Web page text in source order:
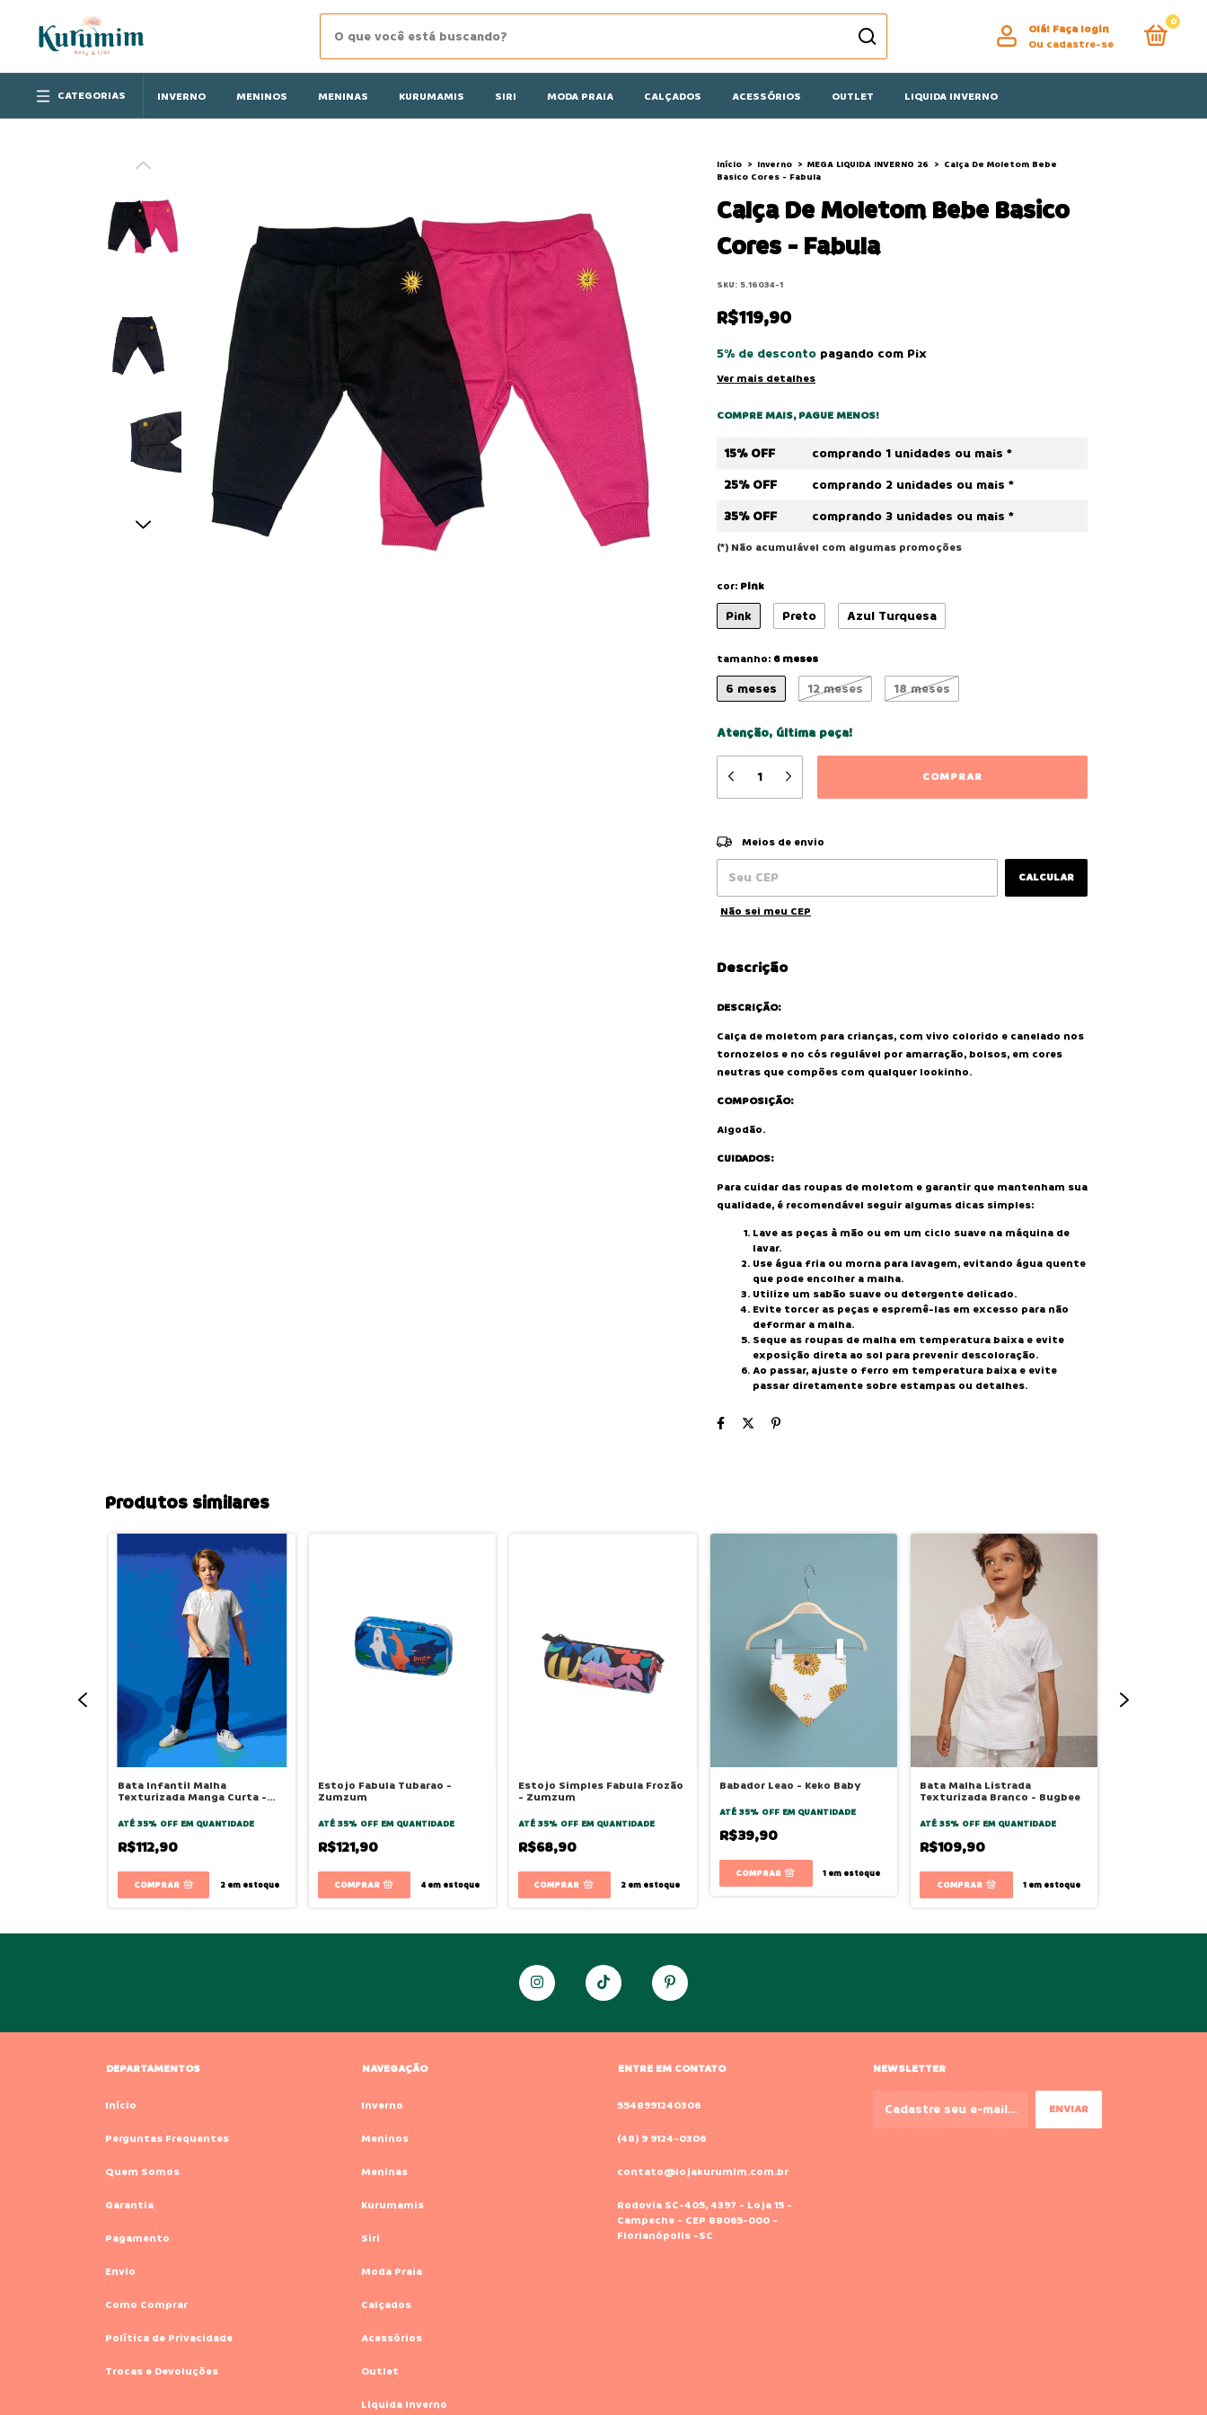
Olá! Faça login
Ou cadastre-se
0
CATEGORIAS INVERNO MENINOS MENINAS KURUMAMIS SIRI MODA PRAIA CALÇADOS ACESSÓRIOS OUTLET LIQUIDA INVERNO
Início > Inverno > MEGA LIQUIDA INVERNO 26 > Calça De Moletom Bebe
Basico Cores - Fabula
Calça De Moletom Bebe Basico
Cores - Fabula
SKU: 5.16034-1
R$119,90
5% de desconto pagando com Pix
Ver mais detalhes
COMPRE MAIS, PAGUE MENOS!
15% OFF
comprando 1 unidades ou mais *
25% OFF
comprando 2 unidades ou mais *
35% OFF
comprando 3 unidades ou mais *
(*) Não acumulável com algumas promoções
cor: Pink
Pink Preto Azul Turquesa
tamanho: 6 meses
6 meses 12 meses 18 meses
Atenção, última peça!
Entregas para o CEP:
Meios de envio
CALCULAR
Não sei meu CEP
Descrição
DESCRIÇÃO:
Calça de moletom para crianças, com vivo colorido e canelado nos
tornozelos e no cós regulável por amarração, bolsos, em cores
neutras que compões com qualquer lookinho.
COMPOSIÇÃO:
Algodão.
CUIDADOS:
Para cuidar das roupas de moletom e garantir que mantenham sua
qualidade, é recomendável seguir algumas dicas simples:
Lave as peças à mão ou em um ciclo suave na máquina de
lavar.
Use água fria ou morna para lavagem, evitando água quente
que pode encolher a malha.
Utilize um sabão suave ou detergente delicado.
Evite torcer as peças e espremê-las em excesso para não
deformar a malha.
Seque as roupas de malha em temperatura baixa e evite
exposição direta ao sol para prevenir descoloração.
Ao passar, ajuste o ferro em temperatura baixa e evite
passar diretamente sobre estampas ou detalhes.
Produtos similares
Bata Infantil Malha
Texturizada Manga Curta -
ATÉ 35% OFF EM QUANTIDADE
R$112,90
COMPRAR 2em estoque
Estojo Fabula Tubarao -
Zumzum
ATÉ 35% OFF EM QUANTIDADE
R$121,90
4em estoque
Estojo Simples Fabula Frozão
- Zumzum
ATÉ 35% OFF EM QUANTIDADE
R$68,90
2 em estoque
Babador Leao - Keko Baby
ATÉ 35% OFF EM QUANTIDADE
R$39,90
1 em estoque
Bata Malha Listrada
Texturizada Branco - Bugbee
ATÉ 35% OFF EM QUANTIDADE
R$109,90
COMPRAR 1 em estoque
DEPARTAMENTOS
Início
Perguntas Frequentes
Quem Somos
Garantia
Pagamento
Envio
Como Comprar
Política de Privacidade
Trocas e Devoluções
NAVEGAÇÃO
Inverno
Meninos
Meninas
Kurumamis
Siri
Moda Praia
Calçados
Acessórios
Outlet
Liquida Inverno
ENTRE EM CONTATO
5548991240306
(48) 9 9124-0306
contato@lojakurumim.com.br
Rodovia SC-405, 4397 - Loja 15 -
Campeche - CEP 88065-000 -
Florianópolis -SC
NEWSLETTER